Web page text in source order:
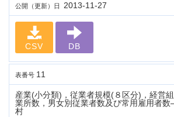
公開（更新）日 2013-11-27
CSV DB
表番号 11
産業(小分類)，従業者規模(８区分)，経営
業所数，男女別従業者数及び常用雇用者
村